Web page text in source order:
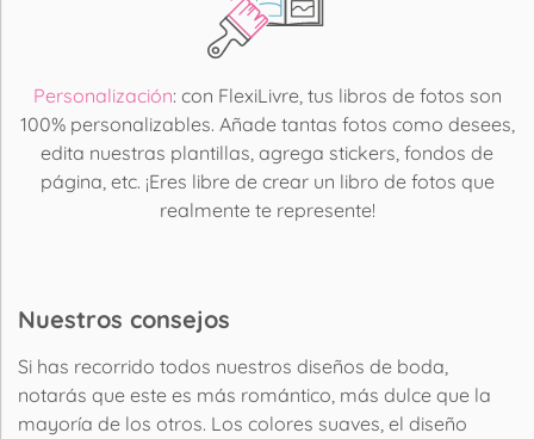
Personalización: con FlexiLivre, tus libros de fotos son
100% personalizables. Añade tantas fotos como desees,
edita nuestras plantillas, agrega stickers, fondos de
página, etc. ¡Eres libre de crear un libro de fotos que
realmente te represente!
Nuestros consejos
Si has recorrido todos nuestros diseños de boda,
notarás que este es más romántico, más dulce que la
mayoría de los otros. Los colores suaves, el diseño